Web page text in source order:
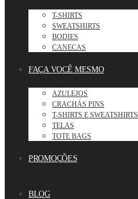
T-SHIRTS
SWEATSHIRTS
BODIES
CANECAS
FAÇA VOCÊ MESMO
AZULEJOS
CRACHÁS PINS
T-SHIRTS E SWEATSHIRTS
TELAS
TOTE BAGS
PROMOÇÕES
BLOG